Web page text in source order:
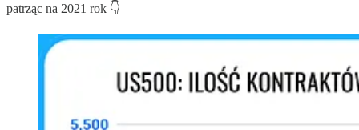
patrząc na 2021 rok 👇